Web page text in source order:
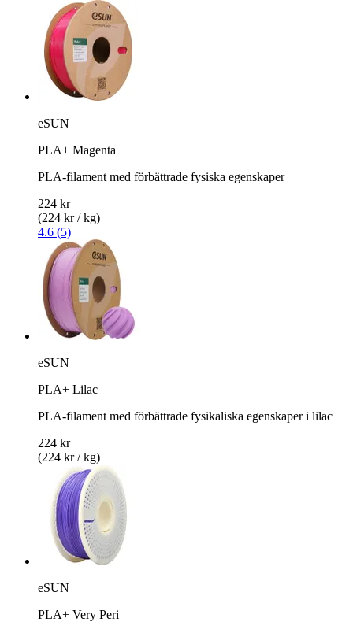
eSUN
PLA+ Magenta
PLA-filament med förbättrade fysiska egenskaper
224 kr
(224 kr / kg)
4.6 (5)
eSUN
PLA+ Lilac
PLA-filament med förbättrade fysikaliska egenskaper i lilac
224 kr
(224 kr / kg)
eSUN
PLA+ Very Peri